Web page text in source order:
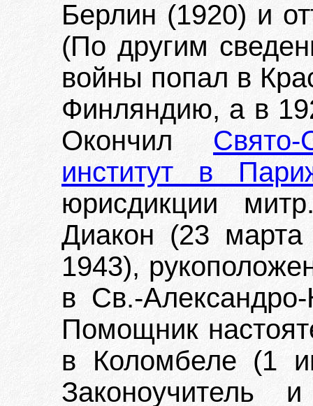
Берлин (1920) и
(По другим
войны попал в
Финляндию, а в
Окончил Свято-
институт в
юрисдикции
Диакон (23
1943),
в Св.-
Помощник
в Коломбеле (1
Законоучитель